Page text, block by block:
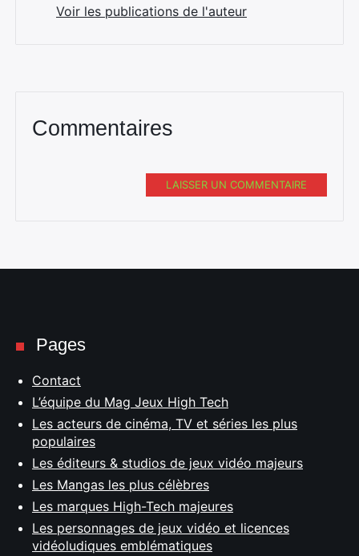
Voir les publications de l'auteur
Commentaires
LAISSER UN COMMENTAIRE
Pages
Contact
L’équipe du Mag Jeux High Tech
Les acteurs de cinéma, TV et séries les plus
populaires
Les éditeurs & studios de jeux vidéo majeurs
Les Mangas les plus célèbres
Les marques High-Tech majeures
Les personnages de jeux vidéo et licences
vidéoludiques emblématiques